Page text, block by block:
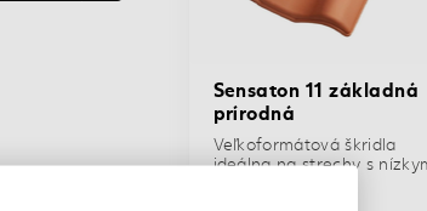
Sensaton 11 základná
prírodná
Veľkoformátová škridla
ideálna na strechy s